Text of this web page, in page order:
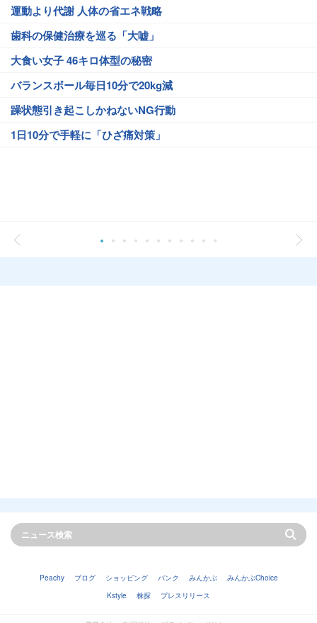
運動より代謝 人体の省エネ戦略
歯科の保健治療を巡る「大嘘」
大食い女子 46キロ体型の秘密
バランスボール毎日10分で20kg減
躁状態引き起こしかねないNG行動
1日10分で手軽に「ひざ痛対策」
Peachy ブログ ショッピング バンク みんかぶ
みんかぶChoice
Kstyle
株探 プレスリリース